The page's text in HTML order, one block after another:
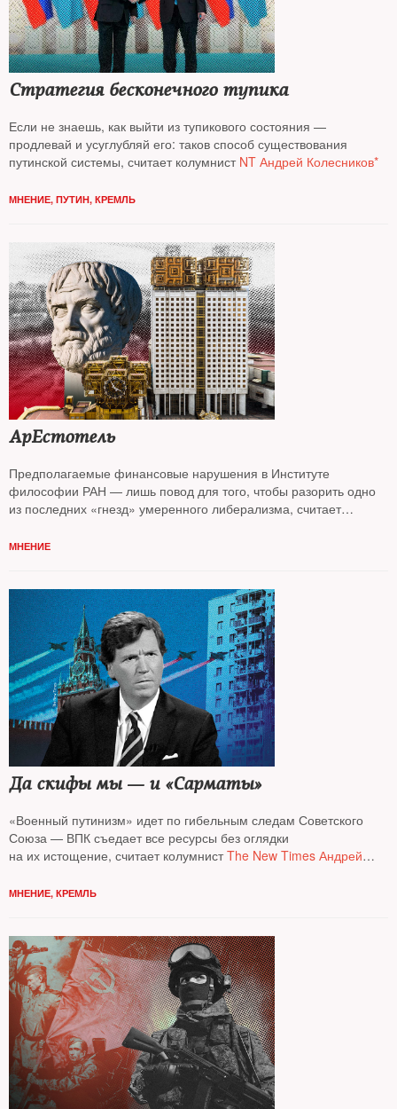
Стратегия бесконечного тупика
Если не знаешь, как выйти из тупикового состояния —
продлевай и усуглубляй его: таков способ существования
путинской системы, считает колумнистNT Андрей Колесников*
МНЕНИЕ, ПУТИН, КРЕМЛЬ
АрЕстотель
Предполагаемые финансовые нарушения в Институте
философии РАН — лишь повод для того, чтобы разорить одно
из последних «гнезд» умеренного либерализма, считает
МНЕНИЕ
Да скифы мы — и «Сарматы»
«Военный путинизм» идет по гибельным следам Советского
Союза — ВПК съедает все ресурсы без оглядки
на их истощение, считает колумнистThe New Times Андрей
МНЕНИЕ, КРЕМЛЬ